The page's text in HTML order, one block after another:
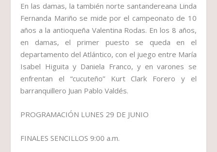
En las damas, la también norte santandereana Linda
Fernanda Mariño se mide por el campeonato de 10
años a la antioqueña Valentina Rodas. En los 8 años,
en damas, el primer puesto se queda en el
departamento del Atlántico, con el juego entre María
Isabel Higuita y Daniela Franco, y en varones se
enfrentan el “cucuteño” Kurt Clark Forero y el
barranquillero Juan Pablo Valdés.
PROGRAMACIÓN LUNES 29 DE JUNIO
FINALES SENCILLOS 9:00 a.m.